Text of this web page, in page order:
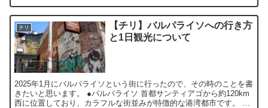
チリ
【チリ】バルパライソへの行き方
と1日観光について
2025年1月にバルパライソという街に行ったので、その時のことを書
きたいと思います。 ●バルパライソ 首都サンティアゴから約120km
西に位置しており、カラフルな街並みが特徴的な港湾都市です。 19